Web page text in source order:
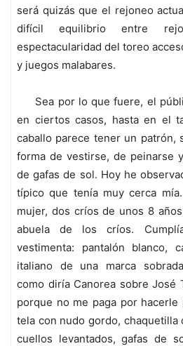
será quizás que el rejoneo
difícil equilibrio entre
espectacularidad del toreo
y juegos malabares.
Sea por lo que fuere, el
en ciertos casos, hasta en el
caballo parece tener un patrón,
forma de vestirse, de peinarse
de gafas de sol. Hoy he
típico que tenía muy cerca
mujer, dos críos de unos 8
abuela de los críos.
vestimenta: pantalón blanco,
italiano de una marca
como diría Canorea sobre José
porque no me paga por hacerle
tela con nudo gordo, chaquetilla
cuellos levantados, gafas de